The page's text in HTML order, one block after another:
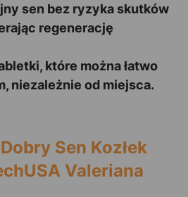
sen bez ryzyka skutków
regenerację
które można łatwo
niezależnie od miejsca.
Sen Kozłek
Valeriana